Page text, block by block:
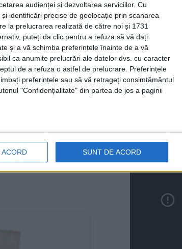
audienței și dezvoltarea serviciilor. Cu
identificări precise de geolocație prin scanarea
la prelucrarea realizată de către noi și 1731
puteți da clic pentru a refuza să vă dați
și a vă schimba preferințele înainte de a vă
ca anumite prelucrări ale datelor dvs. cu caracter
de a refuza o astfel de prelucrare. Preferințele
preferințele sau să vă retrageți consimțământul
"Confidențialitate" din partea de jos a paginii
SUNT DE ACORD
unui protocol
(SJUR).
materiale necesare